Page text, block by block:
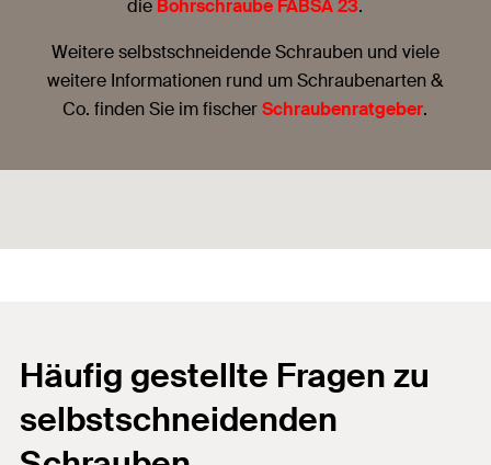
die Bohrschraube FABSA 23.
Weitere selbstschneidende Schrauben und viele
weitere Informationen rund um Schraubenarten &
Co. finden Sie im fischerSchraubenratgeber.
Häufig gestellte Fragen zu
selbstschneidenden